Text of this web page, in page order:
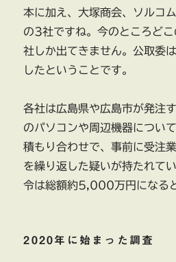
本に加え、大塚商会、ソルコ
の3社ですね。今のところど
社しか出てきません。公取委
したということです。
各社は広島県や広島市が発注
のパソコンや周辺機器につい
積もり合わせで、事前に受注
を繰り返した疑いが持たれて
令は総額約5,000万円になる
2020年に始まった調査